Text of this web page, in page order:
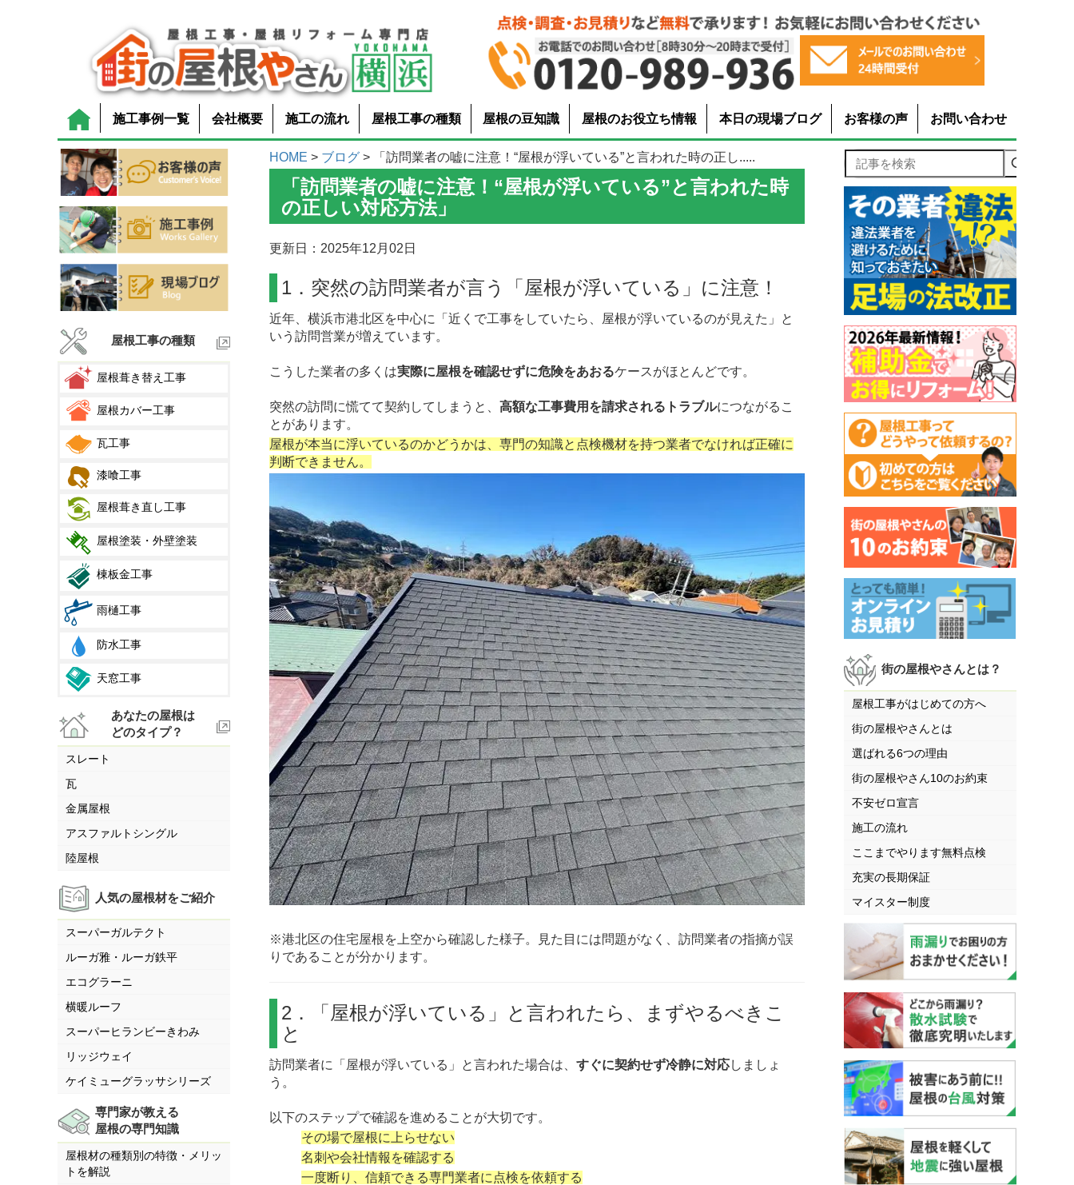
施工事例一覧 会社概要 施工の流れ 屋根工事の種類 屋根の豆知識 屋根のお役立ち情報 本日の現場ブログ お客様の声 お問い合わせ
屋根工事の種類
屋根葺き替え工事
屋根カバー工事
瓦工事
漆喰工事
屋根葺き直し工事
屋根塗装・外壁塗装
棟板金工事
雨樋工事
防水工事
天窓工事
あなたの屋根は
どのタイプ？
スレート
瓦
金属屋根
アスファルトシングル
陸屋根
人気の屋根材をご紹介
スーパーガルテクト
ルーガ雅・ルーガ鉄平
エコグラーニ
横暖ルーフ
スーパーヒランビーきわみ
リッジウェイ
ケイミューグラッサシリーズ
専門家が教える
屋根の専門知識
屋根材の種類別の特徴・メリッ
トを解説
HOME > ブログ > 「訪問業者の嘘に注意！“屋根が浮いている”と言われた時の正し.....
「訪問業者の嘘に注意！“屋根が浮いている”と言われた時
の正しい対応方法」
更新日：2025年12月02日
1．突然の訪問業者が言う「屋根が浮いている」に注意！
近年、横浜市港北区を中心に「近くで工事をしていたら、屋根が浮いているのが見えた」と
いう訪問営業が増えています。
こうした業者の多くは実際に屋根を確認せずに危険をあおるケースがほとんどです。
突然の訪問に慌てて契約してしまうと、高額な工事費用を請求されるトラブルにつながるこ
とがあります。
屋根が本当に浮いているのかどうかは、専門の知識と点検機材を持つ業者でなければ正確に
判断できません。
※港北区の住宅屋根を上空から確認した様子。見た目には問題がなく、訪問業者の指摘が誤
りであることが分かります。
2．「屋根が浮いている」と言われたら、まずやるべきこ
と
訪問業者に「屋根が浮いている」と言われた場合は、すぐに契約せず冷静に対応しましょ
う。
以下のステップで確認を進めることが大切です。
その場で屋根に上らせない
名刺や会社情報を確認する
一度断り、信頼できる専門業者に点検を依頼する
記事を検索
街の屋根やさんとは？
屋根工事がはじめての方へ
街の屋根やさんとは
選ばれる6つの理由
街の屋根やさん10のお約束
不安ゼロ宣言
施工の流れ
ここまでやります無料点検
充実の長期保証
マイスター制度